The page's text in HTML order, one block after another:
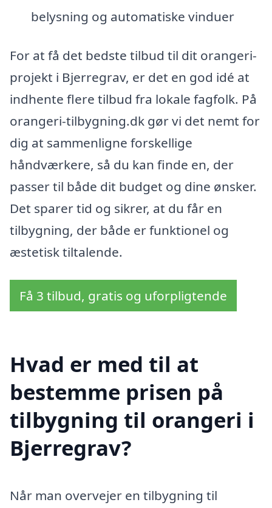
belysning og automatiske vinduer
For at få det bedste tilbud til dit orangeri-
projekt i Bjerregrav, er det en god idé at
indhente flere tilbud fra lokale fagfolk. På
orangeri-tilbygning.dk gør vi det nemt for
dig at sammenligne forskellige
håndværkere, så du kan finde en, der
passer til både dit budget og dine ønsker.
Det sparer tid og sikrer, at du får en
tilbygning, der både er funktionel og
æstetisk tiltalende.
Få 3 tilbud, gratis og uforpligtende
Hvad er med til at
bestemme prisen på
tilbygning til orangeri i
Bjerregrav?
Når man overvejer en tilbygning til